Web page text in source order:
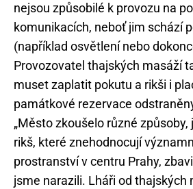
nejsou způsobilé k provozu na
komunikacích, neboť jim schází
(například osvětlení nebo
Provozovatel thajských masáží
muset zaplatit pokutu a rikši i
památkové rezervace
„Město zkoušelo různé
rikš, které znehodnocují
prostranství v centru Prahy,
jsme narazili. Lháři od thajských